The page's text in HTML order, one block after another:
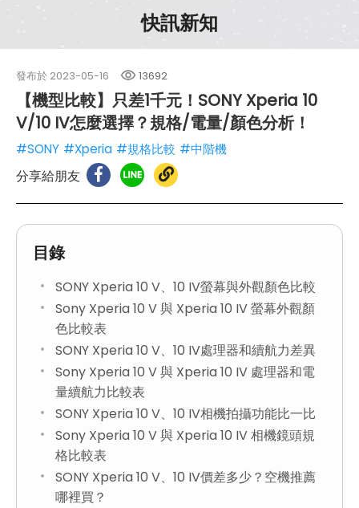
快訊新知
發布於 2023-05-16 13692
【機型比較】只差1千元！SONY Xperia 10
V/10 IV怎麼選擇？規格/電量/顏色分析！
#SONY #Xperia #規格比較 #中階機
分享給朋友
目錄
SONY Xperia 10 V、10 IV螢幕與外觀顏色比較
Sony Xperia 10 V 與 Xperia 10 IV 螢幕外觀顏
色比較表
SONY Xperia 10 V、10 IV處理器和續航力差異
Sony Xperia 10 V 與 Xperia 10 IV 處理器和電
量續航力比較表
SONY Xperia 10 V、10 IV相機拍攝功能比一比
Sony Xperia 10 V 與 Xperia 10 IV 相機鏡頭規
格比較表
SONY Xperia 10 V、10 IV價差多少？空機推薦
哪裡買？